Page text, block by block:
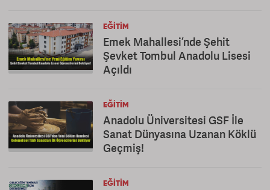
EĞITIM
Emek Mahallesi’nde Şehit
Şevket Tombul Anadolu Lisesi
Açıldı
EĞITIM
Anadolu Üniversitesi GSF İle
Sanat Dünyasına Uzanan Köklü
Geçmiş!
EĞITIM